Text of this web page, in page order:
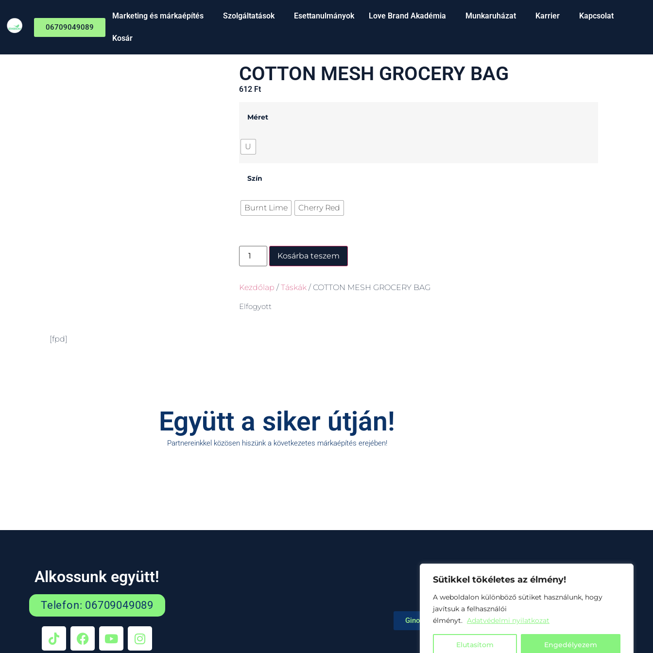
Sütikkel tökéletes az élmény!
A weboldalon különböző sütiket használunk, hogy
javítsuk a felhasználói
élményt. Adatvédelmi nyilatkozat
Elutasítom Engedélyezem
06709049089
Marketing és márkaépítés Szolgáltatások Esettanulmányok Love Brand Akadémia Munkaruházat Karrier Kapcsolat
Kosár
COTTON MESH GROCERY BAG
612 Ft
Méret
U
Szín
Burnt Lime Cherry Red
Kosárba teszem
Kezdőlap /Táskák/ COTTON MESH GROCERY BAG
Elfogyott
[fpd]
Együtt a siker útján!
Partnereinkkel közösen hiszünk a következetes márkaépítés erejében!
Alkossunk együtt!
Telefon: 06709049089
Ginop Plusz 1.4.3-24